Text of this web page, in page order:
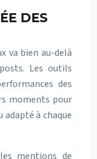
DES
va bien au-delà
Les outils
des
moments pour
à chaque
mentions de